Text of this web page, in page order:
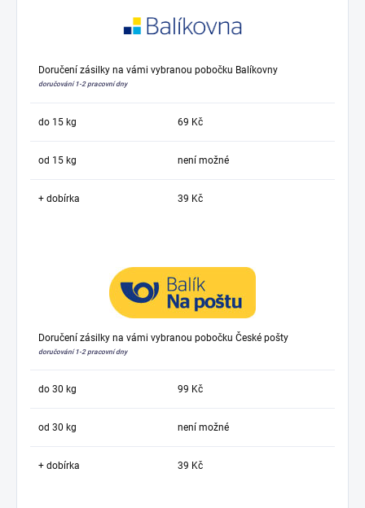
Doručení zásilky na vámi vybranou pobočku Balíkovny
doručování 1-2 pracovní dny
do 15 kg 69 Kč
od 15 kg není možné
+ dobírka 39 Kč
Doručení zásilky na vámi vybranou pobočku České pošty
doručování 1-2 pracovní dny
do 30 kg 99 Kč
od 30 kg není možné
+ dobírka 39 Kč